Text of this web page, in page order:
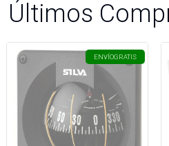
Últimos
ENVÍOGRATIS